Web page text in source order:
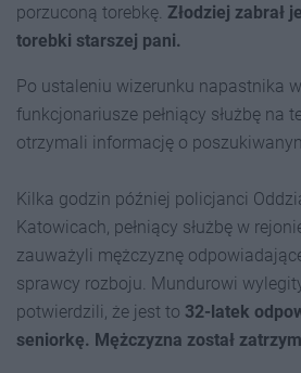
porzuconą torebkę. Złodziej zabrał
torebki starszej pani.
Po ustaleniu wizerunku napastnika
funkcjonariusze pełniący służbę na
otrzymali informację o
Kilka godzin później policjanci
Katowicach, pełniący służbę w
zauważyli mężczyznę
sprawcy rozboju. Mundurowi
potwierdzili, że jest to 32-latek
seniorkę. Mężczyzna został